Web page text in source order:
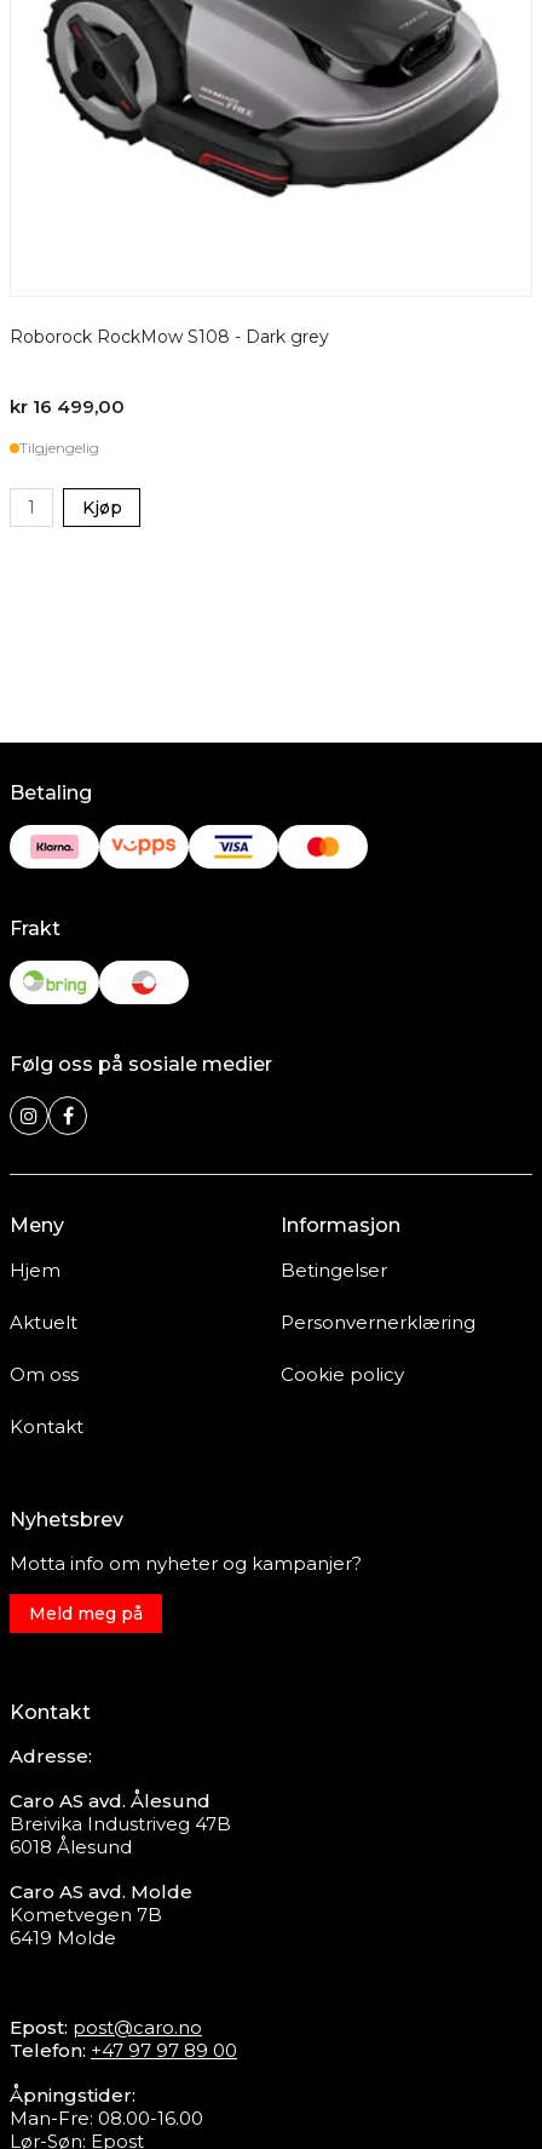
Roborock RockMow S108 - Dark grey
kr 16 499,00
Tilgjengelig
Kjøp
Betaling
Frakt
Følg oss på sosiale medier
Meny
Hjem
Aktuelt
Om oss
Kontakt
Informasjon
Betingelser
Personvernerklæring
Cookie policy
Nyhetsbrev
Motta info om nyheter og kampanjer?
Meld meg på
Kontakt
Adresse:
Caro AS avd. Ålesund
Breivika Industriveg 47B
6018 Ålesund
Caro AS avd. Molde
Kometvegen 7B
6419 Molde
Epost: post@caro.no
Telefon: +47 97 97 89 00
Åpningstider:
Man-Fre: 08.00-16.00
Lør-Søn: Epost